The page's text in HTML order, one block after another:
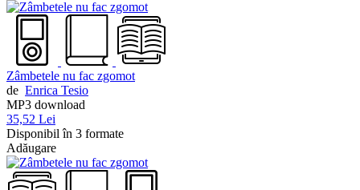
Zâmbetele nu fac zgomot
de Enrica Tesio
MP3 download
35,52 Lei
Disponibil în 3 formate
Adăugare